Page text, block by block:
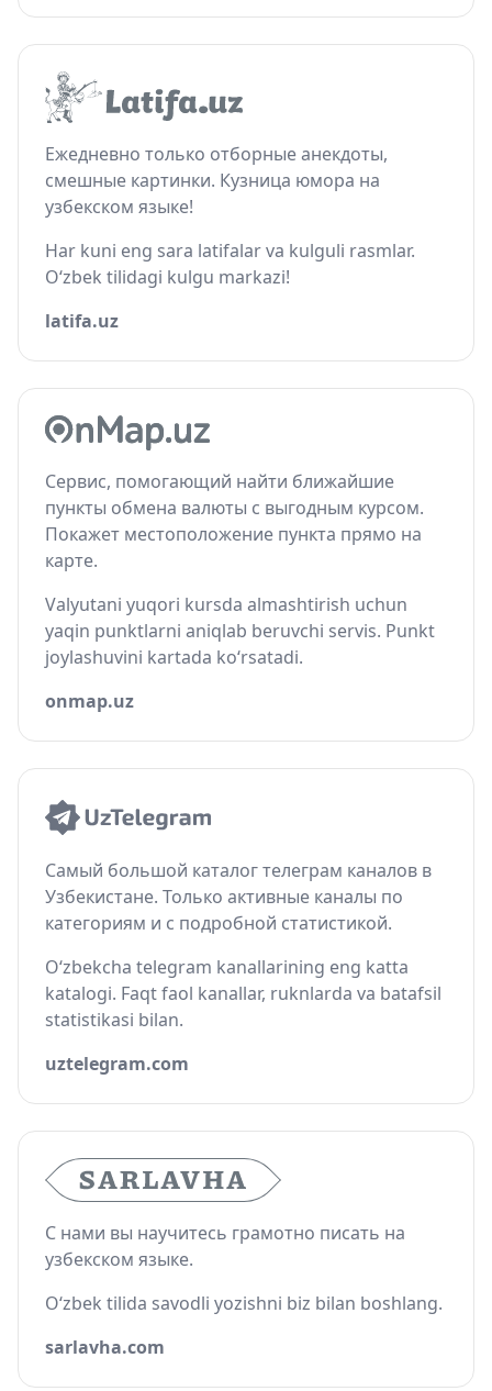
Ежедневно только отборные анекдоты,
смешные картинки. Кузница юмора на
узбекском языке!
Har kuni eng sara latifalar va kulguli rasmlar.
O‘zbek tilidagi kulgu markazi!
latifa.uz
Сервис, помогающий найти ближайшие
пункты обмена валюты с выгодным курсом.
Покажет местоположение пункта прямо на
карте.
Valyutani yuqori kursda almashtirish uchun
yaqin punktlarni aniqlab beruvchi servis. Punkt
joylashuvini kartada ko‘rsatadi.
onmap.uz
Самый большой каталог телеграм каналов в
Узбекистане. Только активные каналы по
категориям и с подробной статистикой.
O‘zbekcha telegram kanallarining eng katta
katalogi. Faqt faol kanallar, ruknlarda va batafsil
statistikasi bilan.
uztelegram.com
С нами вы научитесь грамотно писать на
узбекском языке.
O‘zbek tilida savodli yozishni biz bilan boshlang.
sarlavha.com